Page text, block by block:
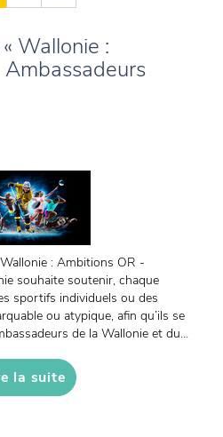
Wallonie :
: Ambitions OR -
souhaite soutenir, chaque
sportifs individuels ou des
ou atypique, afin qu’ils se
de la Wallonie et du...
la suite